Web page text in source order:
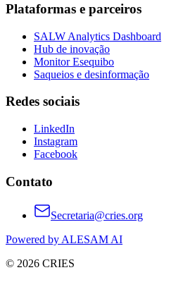
Plataformas e parceiros
SALW Analytics Dashboard
Hub de inovação
Monitor Esequibo
Saqueios e desinformação
Redes sociais
LinkedIn
Instagram
Facebook
Contato
Secretaria@cries.org
Powered by ALESAM AI
© 2026 CRIES